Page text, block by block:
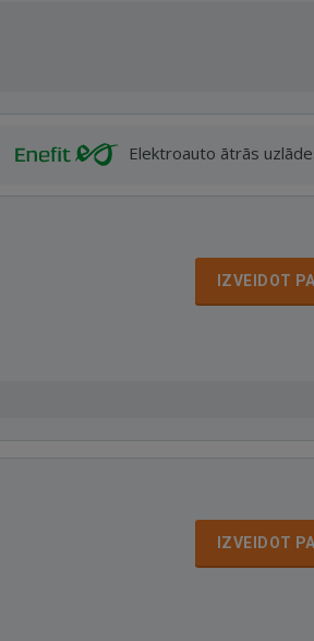
Elektroauto ātrās
IZVEIDOT
IZVEIDOT